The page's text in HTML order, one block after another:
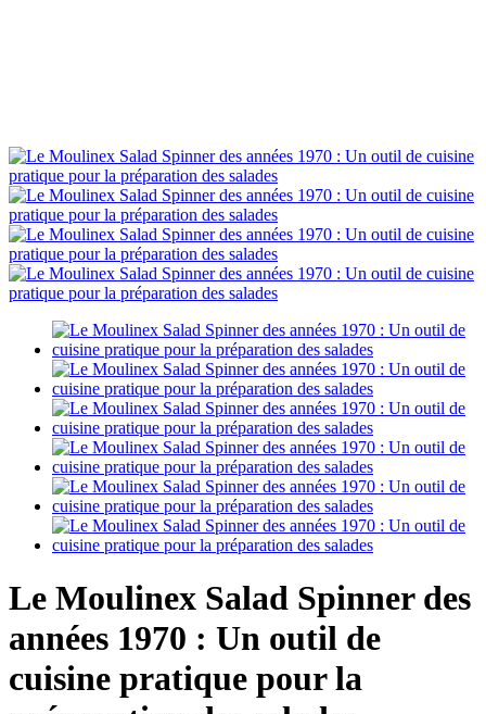
Le Moulinex Salad Spinner des
années 1970 : Un outil de
cuisine pratique pour la